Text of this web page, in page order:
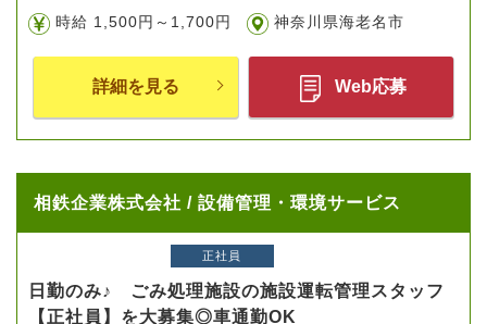
時給 1,500円～1,700円 神奈川県海老名市
詳細を見る Web応募
相鉄企業株式会社 / 設備管理・環境サービス
正社員
日勤のみ♪ ごみ処理施設の施設運転管理スタッフ
【正社員】を大募集◎車通勤OK